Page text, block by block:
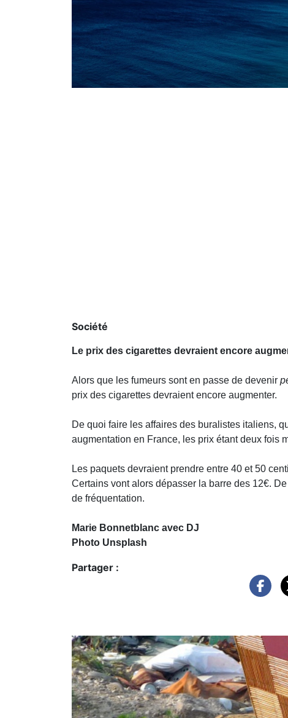
Société
Le prix des cigarettes devraient encore
Alors que les fumeurs sont en passe de devenir
prix des cigarettes devraient encore augmenter.
De quoi faire les affaires des buralistes italiens,
augmentation en France, les prix étant deux fois
Les paquets devraient prendre entre 40 et 50
Certains vont alors dépasser la barre des 12€.
de fréquentation.
Marie Bonnetblanc avec DJ
Photo Unsplash
Partager :